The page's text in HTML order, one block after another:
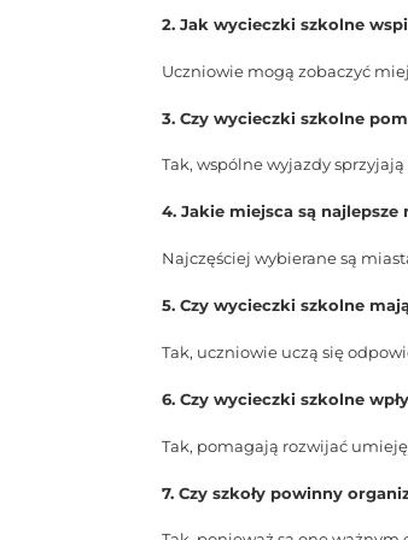
2. Jak wycieczki szkolne
Uczniowie mogą zobaczyć
3. Czy wycieczki szkolne
Tak, wspólne wyjazdy
4. Jakie miejsca są
Najczęściej wybierane są
5. Czy wycieczki szkolne
Tak, uczniowie uczą się
6. Czy wycieczki szkolne
Tak, pomagają rozwijać
7. Czy szkoły powinny